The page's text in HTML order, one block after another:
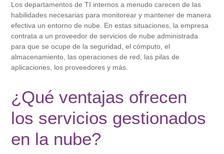
Los departamentos de TI internos a menudo carecen de las
habilidades necesarias para monitorear y mantener de manera
efectiva un entorno de nube. En estas situaciones, la empresa
contrata a un proveedor de servicios de nube administrada
para que se ocupe de la seguridad, el cómputo, el
almacenamiento, las operaciones de red, las pilas de
aplicaciones, los proveedores y más.
¿Qué ventajas ofrecen
los servicios gestionados
en la nube?